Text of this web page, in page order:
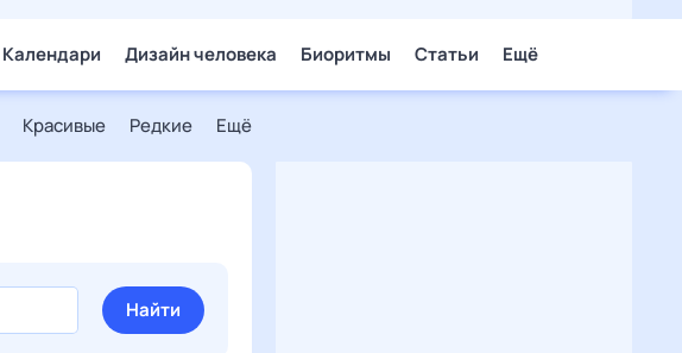
Календари Дизайн человека Биоритмы Статьи Ещё
Красивые Редкие Ещё
Найти